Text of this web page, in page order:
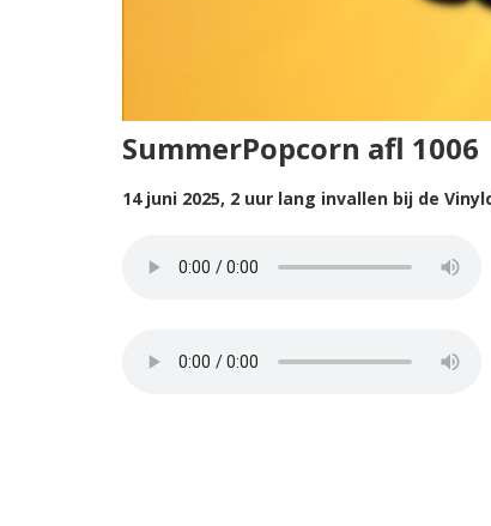
SummerPopcorn afl 1006
14 juni 2025, 2 uur lang invallen bij de